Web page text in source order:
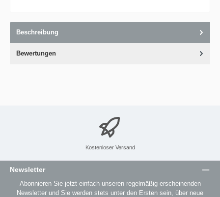
Beschreibung
Bewertungen
Kostenloser Versand
Newsletter
Abonnieren Sie jetzt einfach unseren regelmäßig erscheinenden
Newsletter und Sie werden stets unter den Ersten sein, über neue